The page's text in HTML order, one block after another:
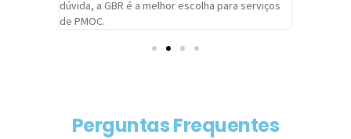
dúvida, a GBR é a melhor escolha para serviços
de PMOC.
Perguntas Frequentes